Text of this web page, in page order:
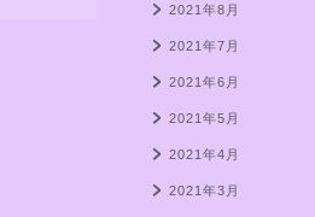
2021年8月
2021年7月
2021年6月
2021年5月
2021年4月
2021年3月